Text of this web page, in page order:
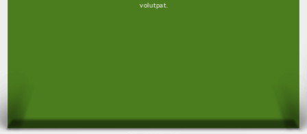
volutpat.